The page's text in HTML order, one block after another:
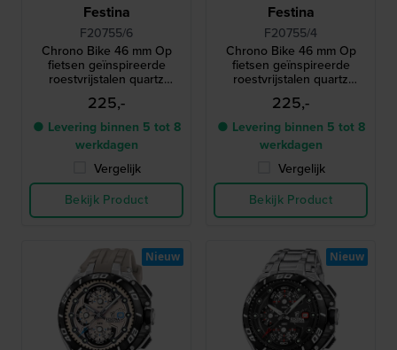
Festina
F20755/6
Chrono Bike 46 mm Op
fietsen geïnspireerde
roestvrijstalen quartz
chronograaf
225,-
● Levering binnen 5 tot 8
werkdagen
Vergelijk
Bekijk Product
Festina
F20755/4
Chrono Bike 46 mm Op
fietsen geïnspireerde
roestvrijstalen quartz
chronograaf
225,-
● Levering binnen 5 tot 8
werkdagen
Vergelijk
Bekijk Product
Nieuw Nieuw